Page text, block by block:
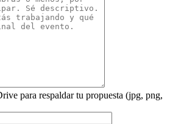
para respaldar tu propuesta (jpg, png,